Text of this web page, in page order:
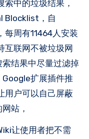
中的垃圾结果，
Blocklist，自
周有11464人安装
互联网不被垃圾网
结果中尽量过滤掉
扩展插件推
用户可以自己屏蔽
站，
让使用者把不需